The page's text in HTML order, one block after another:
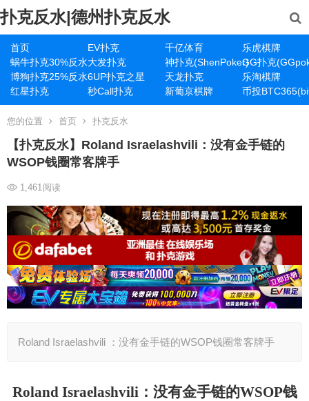
扑克反水|德州扑克反水
首页 EV扑克 千亿体育
乐虎棋牌
蜗牛扑克30%反水大发扑克 神扑克(ShenPoker)GG扑克
博狗扑克25%反水6UP扑克之星 天龙扑克
乐淘棋牌
红星扑克
秒Call扑克 新葡京棋牌 币投
您的位置 首页 扑克反水
【扑克反水】Roland Israelashvili：没有金手链的
WSOP钱圈常客牌手
1,461阅读
Roland Israelashvili ：没有金手链的WSOP钱圈常客牌手
Roland Israelashvili ：没有金手链的WSOP钱